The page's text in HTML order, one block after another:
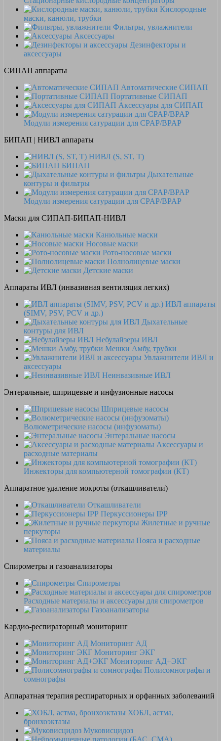
Кислородные
маски, канюли, трубки
Фильтры, увлажнители
Аксессуары
Дезинфекторы и
аксессуары
СИПАП аппараты
Автоматические СИПАП
Портативные СИПАП
Аксессуары для СИПАП
Модули измерения сатурации для CPAP/BPAP
БИПАП | НИВЛ аппараты
НИВЛ (S, ST, T)
БИПАП
Дыхательные
контуры и фильтры
Модули измерения сатурации для CPAP/BPAP
Маски для СИПАП-БИПАП-НИВЛ
Канюльные маски
Носовые маски
Рото-носовые маски
Полнолицевые маски
Детские маски
Аппараты ИВЛ (инвазивная вентиляция легких)
ИВЛ аппараты
(SIMV, PSV, PCV и др.)
Дыхательные
контуры для ИВЛ
Небулайзеры ИВЛ
Мешки Амбу, трубки
Увлажнители ИВЛ и
аксессуары
Неинвазивные ИВЛ
Энтеральные, шприцевые и инфузионные насосы
Шприцевые насосы
Волюметрические насосы (инфузоматы)
Энтеральные насосы
Аксессуары и
расходные материалы
Инжекторы для компьютерной томографии (КТ)
Аппаратное удаление мокроты (откашливатели)
Откашливатели
Перкуссионеры IPP
Жилетные и ручные
перкуторы
Пояса и расходные
материалы
Спирометры и газоанализаторы
Спирометры
Расходные материалы и аксессуары для спирометров
Газоанализаторы
Кардио-респираторный мониторинг
Мониторинг АД
Мониторинг ЭКГ
Мониторинг АД+ЭКГ
Полисомнографы и
сомнографы
Аппаратная терапия респираторных и орфанных заболеваний
ХОБЛ, астма,
бронхоэктазы
Муковисцидоз